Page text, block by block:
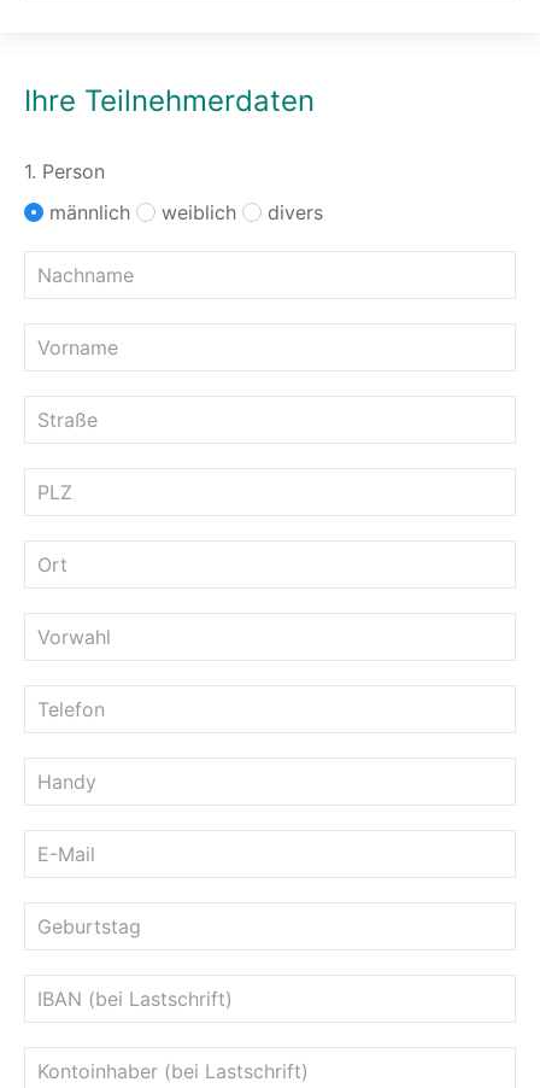
Ihre Teilnehmerdaten
1. Person
männlich
weiblich divers